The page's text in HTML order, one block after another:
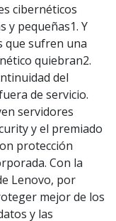
cibernéticos
y pequeñas1. Y
que sufren una
quiebran2.
del
de servicio.
servidores
y el premiado
protección
Con la
Lenovo, por
mejor de los
y las